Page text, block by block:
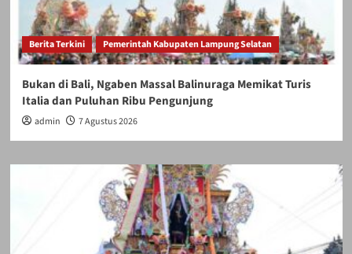
Berita Terkini Pemerintah Kabupaten Lampung Selatan
Bukan di Bali, Ngaben Massal Balinuraga Memikat Turis
Italia dan Puluhan Ribu Pengunjung
admin 7 Agustus 2026